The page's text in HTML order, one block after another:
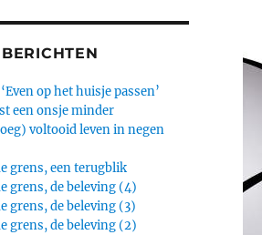
op het huisje passen’
een onsje minder
voltooid leven in negen
grens, een terugblik
grens, de beleving (4)
grens, de beleving (3)
grens, de beleving (2)